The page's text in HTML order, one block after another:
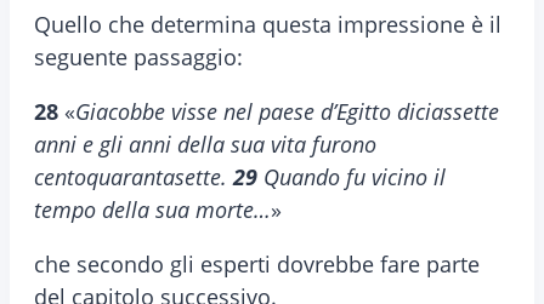
Quello che determina questa impressione è il
seguente passaggio:
28 «Giacobbe visse nel paese d’Egitto diciassette
anni e gli anni della sua vita furono
centoquarantasette.29 Quando fu vicino il
tempo della sua morte…»
che secondo gli esperti dovrebbe fare parte
del capitolo successivo.